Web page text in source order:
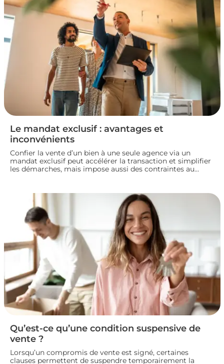
Le mandat exclusif : avantages et
inconvénients
Confier la vente d’un bien à une seule agence via un
mandat exclusif peut accélérer la transaction et simplifier
les démarches, mais impose aussi des contraintes au
votre mode de vente immobilière.
Qu’est-ce qu’une condition suspensive de
vente ?
Lorsqu’un compromis de vente est signé, certaines
clauses permettent de suspendre temporairement la